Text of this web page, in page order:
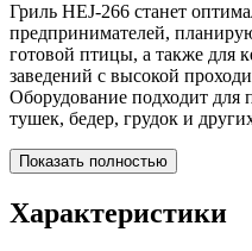
Гриль HEJ-266 станет
предпринимателей,
готовой птицы, а также для
заведений с высокой
Оборудование подходит для
тушек, бедер, грудок и
Показать полностью
Характеристики